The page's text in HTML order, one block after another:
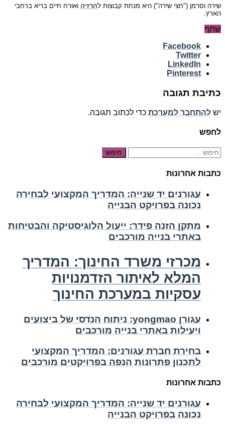
שירה וסרמן ("חצי שירה") היא מנחת קבוצות להרזיה ואורח חיים בריא ברחבי
הארץ.
שתף
Facebook
Twitter
LinkedIn
Pinterest
כתיבת תגובה
יש להתחבר למערכת כדי לכתוב תגובה.
לחפש
חיפוש:
כתבות אחרונות
עגורנים יד שנייה: המדריך המקצועי לבחירה
נכונה בפרויקט הבנייה
מתקן הזנה פידר: ייעול הלוגיסטיקה והבטיחות
באתרי בנייה מורכבים
מכרזי משרד החינוך: המדריך
המלא לאיתור הזדמנויות
עסקיות במערכת החינוך
עגורן yongmao: ניתוח הנדסי של ביצועים
ויעילות באתרי בנייה מורכבים
בחירת חברת עגורנים: המדריך המקצועי
לתכנון פתרונות הנפה בפרויקטים מורכבים
כתבות אחרונות
עגורנים יד שנייה: המדריך המקצועי לבחירה
נכונה בפרויקט הבנייה